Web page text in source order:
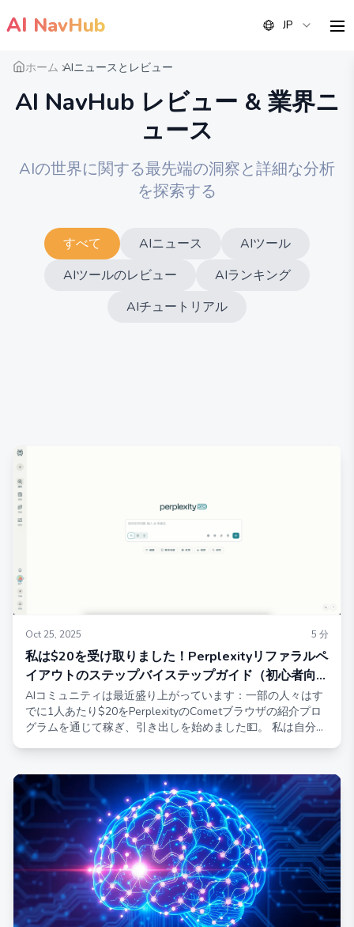
AI NavHub JP
ホーム AIニュースとレビュー
AI NavHub レビュー & 業界ニ
ュース
AIの世界に関する最先端の洞察と詳細な分析
を探索する
すべて AIニュース
AIツール
AIツールのレビュー
AIランキング
AIチュートリアル
Oct 25, 2025 5 分
私は$20を受け取りました！Perplexityリファラルペ
イアウトのステップバイステップガイド（初心者向け
チュートリアル）
AIコミュニティは最近盛り上がっています：一部の人々はす
でに1人あたり$20をPerplexityのCometブラウザの紹介プロ
グラムを通じて稼ぎ、引き出しを始めました💵。 私は自分で
た。そこで、ステップバイステップのチュートリアルをまと
めました。